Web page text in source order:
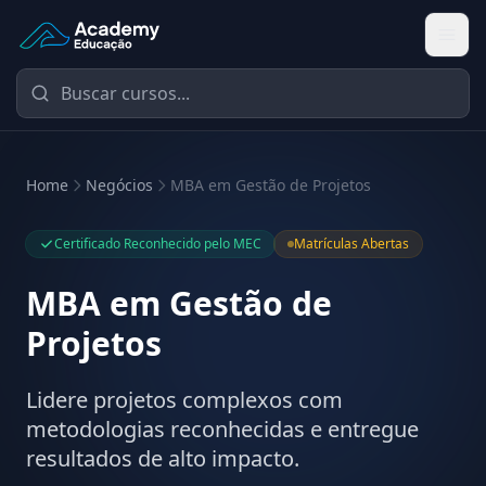
Academy Educação — Página Inicial
Home Negócios MBA em Gestão de Projetos
Certificado Reconhecido pelo MEC Matrículas Abertas
MBA em Gestão de
Projetos
Lidere projetos complexos com
metodologias reconhecidas e entregue
resultados de alto impacto.